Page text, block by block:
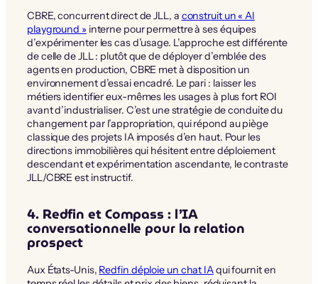
CBRE, concurrent direct de JLL, a construit un « AI
playground » interne pour permettre à ses équipes
d’expérimenter les cas d’usage. L’approche est différente
de celle de JLL : plutôt que de déployer d’emblée des
agents en production, CBRE met à disposition un
environnement d’essai encadré. Le pari : laisser les
métiers identifier eux-mêmes les usages à plus fort ROI
avant d’industrialiser. C’est une stratégie de conduite du
changement par l’appropriation, qui répond au piège
classique des projets IA imposés d’en haut. Pour les
directions immobilières qui hésitent entre déploiement
descendant et expérimentation ascendante, le contraste
JLL/CBRE est instructif.
4. Redfin et Compass : l’IA
conversationnelle pour la relation
prospect
Aux États-Unis, Redfin déploie un chat IAqui fournit en